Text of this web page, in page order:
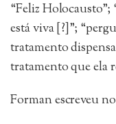
“Feliz Holocausto”;
está viva [?]”;
tratamento
tratamento que ela
Forman escreveu